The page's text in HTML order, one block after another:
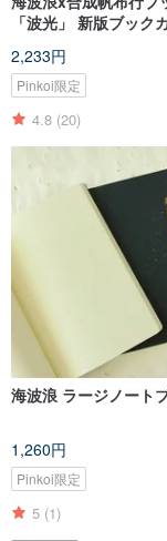
「波光」 新版ブック
2,233円
Pinkoi限定
4.8 (20)
海波浪 ラージノート
1,260円
Pinkoi限定
5 (1)